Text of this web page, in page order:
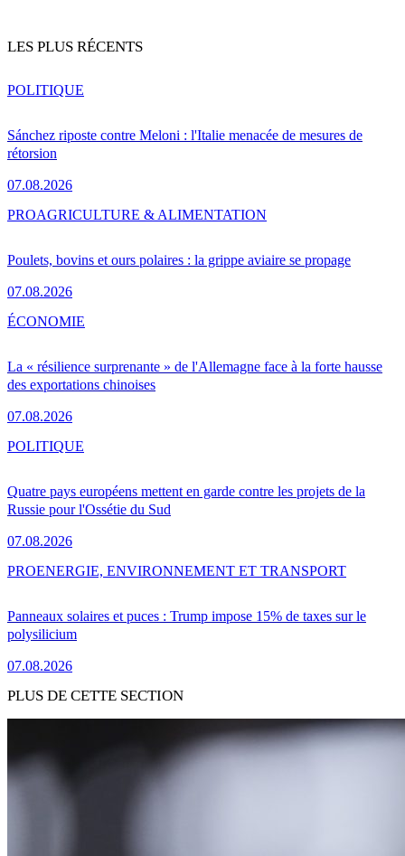
LES PLUS RÉCENTS
Sánchez riposte contre Meloni : l'Italie menacée de mesures de
rétorsion
07.08.2026
POLITIQUE
Poulets, bovins et ours polaires : la grippe aviaire se propage
07.08.2026
PROAGRICULTURE & ALIMENTATION
La « résilience surprenante » de l'Allemagne face à la forte hausse
des exportations chinoises
07.08.2026
ÉCONOMIE
Quatre pays européens mettent en garde contre les projets de la
Russie pour l'Ossétie du Sud
07.08.2026
POLITIQUE
Panneaux solaires et puces : Trump impose 15% de taxes sur le
polysilicium
07.08.2026
PROENERGIE, ENVIRONNEMENT ET TRANSPORT
PLUS DE CETTE SECTION